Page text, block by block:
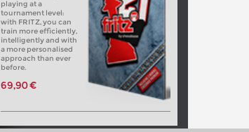
playing at a
tournament level:
with FRITZ, you can
train more efficiently,
intelligently and with
a more personalised
approach than ever
before.
69,90 €